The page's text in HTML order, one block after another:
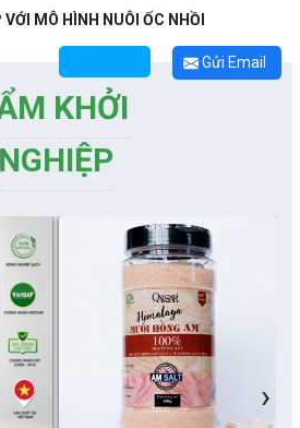
VỚI MÔ HÌNH NUÔI ỐC NHỒI
Gửi Email
KHỞI
NGHIỆP
›
từ “cây nhà lá vườn”
tranh khởi nghiệp đổi mới sáng tạo